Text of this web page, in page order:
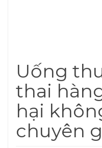
Uống
thai
hại
chuyên